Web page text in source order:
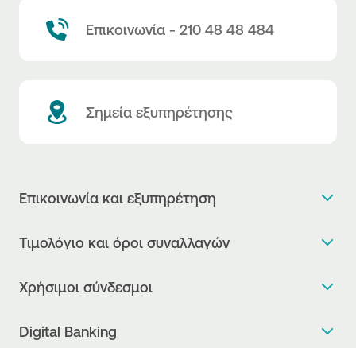
Επικοινωνία - 210 48 48 484
Σημεία εξυπηρέτησης
Επικοινωνία και εξυπηρέτηση
Η νέα Ψηφιακή Εποχή στις συναλλαγές, έφτασε!
Officer
Τιμολόγιο και όροι συναλλαγών
Δελτίο πληροφόρησης περί τελών
Χρήσιμοι σύνδεσμοι
Digital Banking